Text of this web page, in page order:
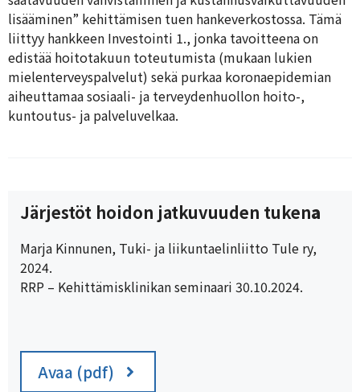
lisääminen” kehittämisen tuen hankeverkostossa. Tämä
liittyy hankkeen Investointi 1., jonka tavoitteena on
edistää hoitotakuun toteutumista (mukaan lukien
mielenterveyspalvelut) sekä purkaa koronaepidemian
aiheuttamaa sosiaali- ja terveydenhuollon hoito-,
kuntoutus- ja palveluvelkaa.
Järjestöt hoidon jatkuvuuden tukena
Marja Kinnunen, Tuki- ja liikuntaelinliitto Tule ry,
2024.
RRP – Kehittämisklinikan seminaari 30.10.2024.
Avaa (pdf)